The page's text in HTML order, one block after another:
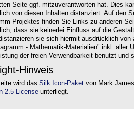
Seite ggf. mitzuverantworten hat. Dies
von diesen Inhalten distanziert. Auf den
Projektes finden Sie Links zu anderen
dass sie keinerlei Einfluss auf die
sie sich hiermit ausdrücklich
- Mathematik-Materialien" inkl. aller
der freien Verwendbarkeit benutzt und
Hinweis
wird das Silk Icon-Paket von Mark
2.5 License unterliegt.